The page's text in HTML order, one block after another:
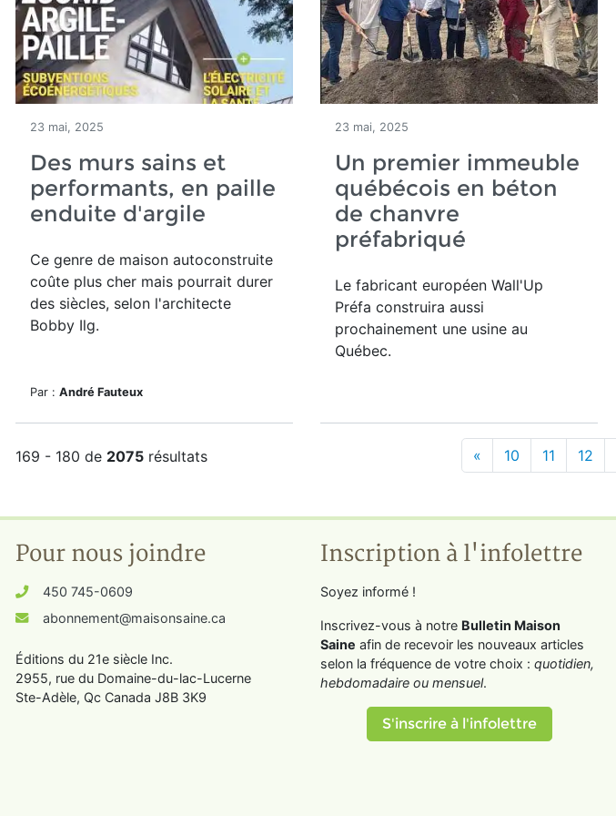
23 mai, 2025
Des murs sains et
performants, en paille
enduite d'argile
Ce genre de maison autoconstruite
coûte plus cher mais pourrait durer
des siècles, selon l'architecte
Bobby Ilg.
Par : André Fauteux
23 mai, 2025
Un premier immeuble
québécois en béton
de chanvre
préfabriqué
Le fabricant européen Wall'Up
Préfa construira aussi
prochainement une usine au
Québec.
169 - 180 de 2075 résultats « 10 11 12
Pour nous joindre
450 745-0609
abonnement@maisonsaine.ca
Éditions du 21e siècle Inc.
2955, rue du Domaine-du-lac-Lucerne
Ste-Adèle, Qc Canada J8B 3K9
Inscription à l'infolettre
Soyez informé !
Inscrivez-vous à notre Bulletin Maison
Saine afin de recevoir les nouveaux articles
selon la fréquence de votre choix : quotidien,
hebdomadaire ou mensuel.
S'inscrire à l'infolettre